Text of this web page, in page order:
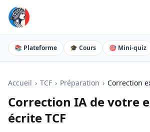
📚 Plateforme 🎓 Cours 🎯 Mini-quiz
Accueil › TCF › Préparation › Correction
Correction IA de votre
écrite TCF